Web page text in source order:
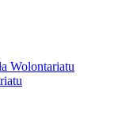
Wolontariatu